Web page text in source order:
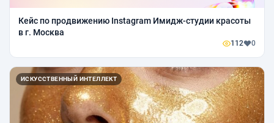
Кейс по продвижению Instagram Имидж-студии красоты
в г. Москва
112 0
ИСКУССТВЕННЫЙ ИНТЕЛЛЕКТ